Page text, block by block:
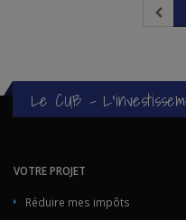
Le CUB -
VOTRE PROJET
Réduire mes impôts